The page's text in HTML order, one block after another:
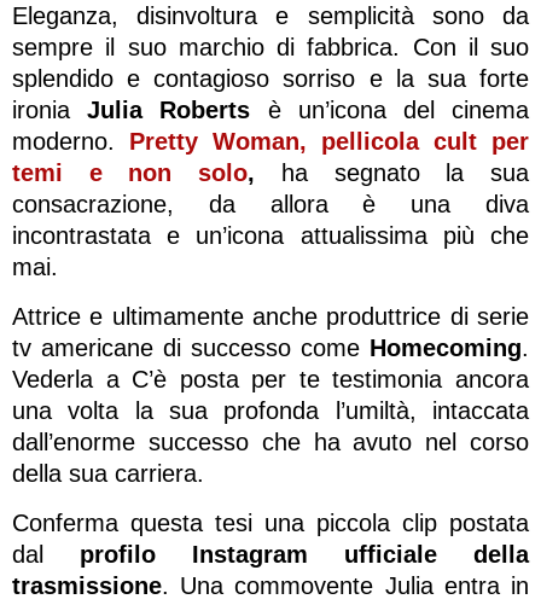
Eleganza, disinvoltura e semplicità sono da
sempre il suo marchio di fabbrica. Con il suo
splendido e contagioso sorriso e la sua forte
ironiaJulia Roberts è un’icona del cinema
moderno. Pretty Woman, pellicola cult per
temi e non solo, ha segnato la sua
consacrazione, da allora è una diva
incontrastata e un’icona attualissima più che
mai.
Attrice e ultimamente anche produttrice di serie
tv americane di successo come Homecoming.
Vederla a C’è posta per te testimonia ancora
una volta la sua profonda l’umiltà, intaccata
dall’enorme successo che ha avuto nel corso
della sua carriera.
Conferma questa tesi una piccola clip postata
dal profilo Instagram ufficiale della
trasmissione. Una commovente Julia entra in